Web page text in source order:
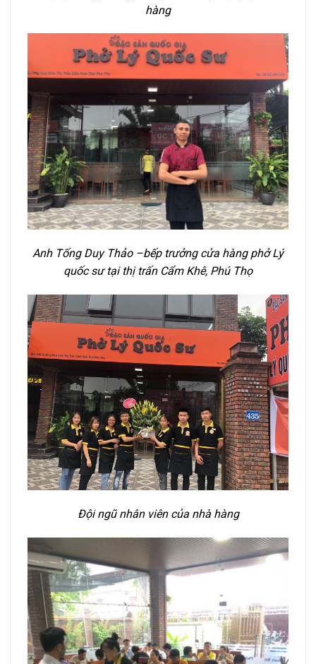
hàng
Anh Tống Duy Thảo –bếp trưởng cửa hàng phở Lý
quốc sư tại thị trấn Cẩm Khê, Phú Thọ
Đội ngũ nhân viên của nhà hàng